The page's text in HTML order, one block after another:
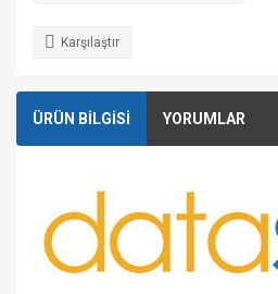
Karşılaştır
ÜRÜN BİLGİSİ YORUMLAR